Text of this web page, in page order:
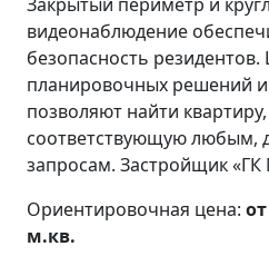
видеонаблюдение
безопасность
планировочных решений и
позволяют найти
соответствующую любым,
запросам. Застройщик «ГК
Ориентировочная цена:
м.кв.